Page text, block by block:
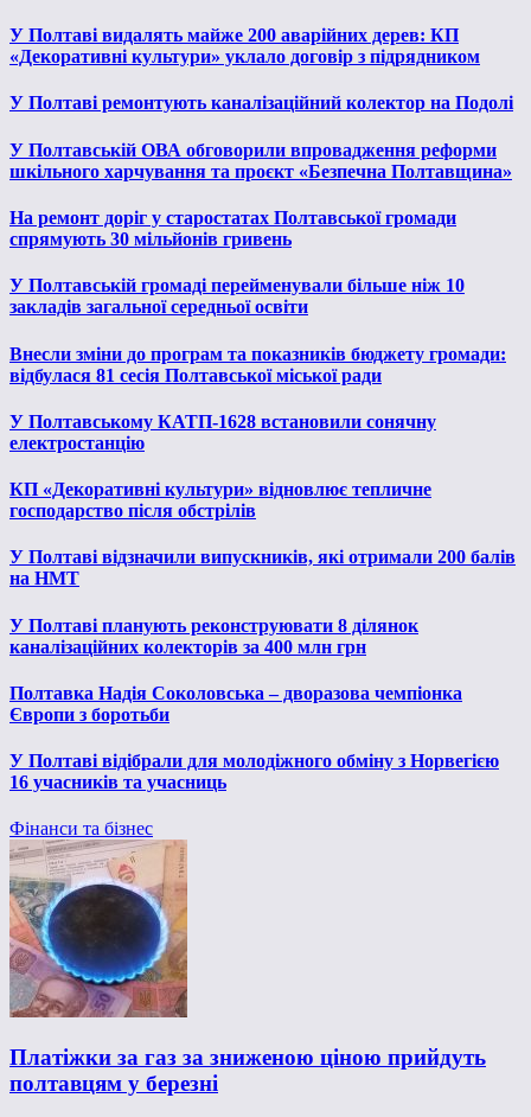
У Полтаві видалять майже 200 аварійних дерев: КП
«Декоративні культури» уклало договір з підрядником
У Полтаві ремонтують каналізаційний колектор на Подолі
У Полтавській ОВА обговорили впровадження реформи
шкільного харчування та проєкт «Безпечна Полтавщина»
На ремонт доріг у старостатах Полтавської громади
спрямують 30 мільйонів гривень
У Полтавській громаді перейменували більше ніж 10
закладів загальної середньої освіти
Внесли зміни до програм та показників бюджету громади:
відбулася 81 сесія Полтавської міської ради
У Полтавському КАТП-1628 встановили сонячну
електростанцію
КП «Декоративні культури» відновлює тепличне
господарство після обстрілів
У Полтаві відзначили випускників, які отримали 200 балів
на НМТ
У Полтаві планують реконструювати 8 ділянок
каналізаційних колекторів за 400 млн грн
Полтавка Надія Соколовська – дворазова чемпіонка
Європи з боротьби
У Полтаві відібрали для молодіжного обміну з Норвегією
16 учасників та учасниць
Фінанси та бізнес
Платіжки за газ за зниженою ціною прийдуть
полтавцям у березні